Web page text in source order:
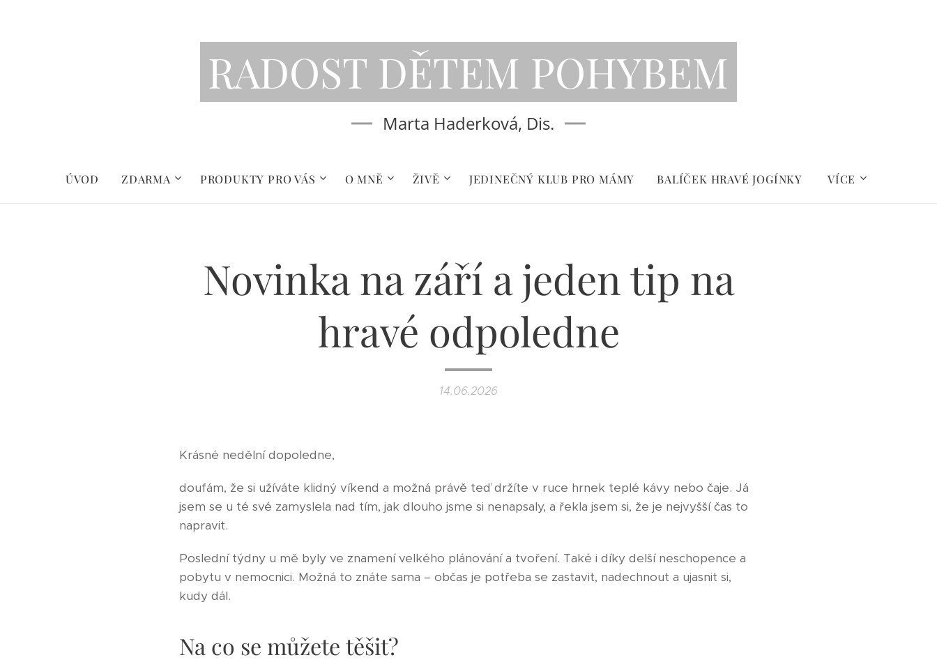
RADOST DĚTEM POHYBEM
Marta Haderková, Dis.
ÚVOD ZDARMA PRODUKTY PRO VÁS O MNĚ ŽIVĚ JEDINEČNÝ KLUB PRO MÁMY BALÍČEK HRAVÉ JOGÍNKY VÍCE
Novinka na září a jeden tip na
hravé odpoledne
14.06.2026
Krásné nedělní dopoledne,
doufám, že si užíváte klidný víkend a možná právě teď držíte v ruce hrnek teplé kávy nebo čaje. Já
jsem se u té své zamyslela nad tím, jak dlouho jsme si nenapsaly, a řekla jsem si, že je nejvyšší čas to
napravit.
Poslední týdny u mě byly ve znamení velkého plánování a tvoření. Také i díky delší neschopence a
pobytu v nemocnici. Možná to znáte sama – občas je potřeba se zastavit, nadechnout a ujasnit si,
kudy dál.
Na co se můžete těšit?